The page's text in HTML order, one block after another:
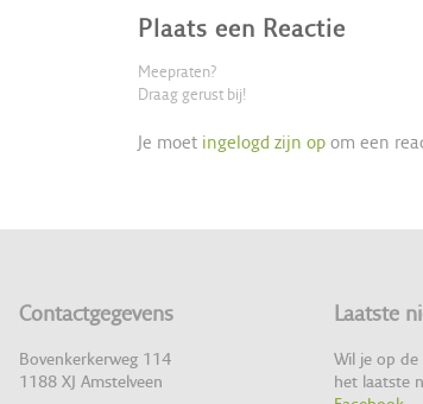
Plaats een Reactie
Meepraten?
Draag gerust bij!
Je moet ingelogd zijn op om een
Contactgegevens
Bovenkerkerweg 114
1188 XJ Amstelveen
Laatste
Wil je op
het laatste